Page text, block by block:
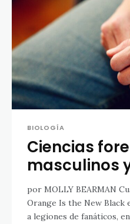
BIOLOGÍA
Ciencias
masculinos
por MOLLY BEARMAN Cuando Netflix estrenó
Orange Is the New Black
a legiones de fanáticos,